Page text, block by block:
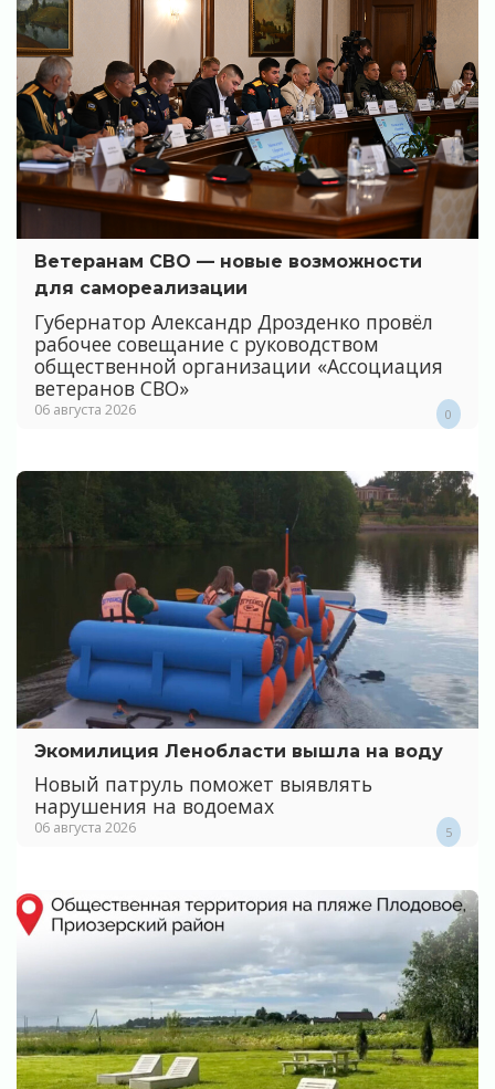
Ветеранам СВО — новые возможности
для самореализации
Губернатор Александр Дрозденко провёл
рабочее совещание с руководством
общественной организации «Ассоциация
ветеранов СВО»
06 августа 2026 0
Экомилиция Ленобласти вышла на воду
Новый патруль поможет выявлять
нарушения на водоемах
06 августа 2026 5